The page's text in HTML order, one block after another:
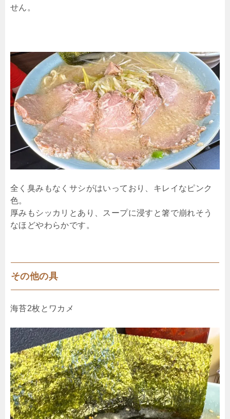
せん。
全く臭みもなくサシがはいっており、キレイなピンク
色。
厚みもシッカリとあり、スープに浸すと箸で崩れそう
なほどやわらかです。
その他の具
海苔2枚とワカメ